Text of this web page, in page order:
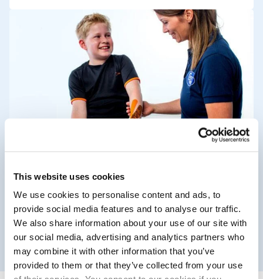
This website uses cookies
We use cookies to personalise content and ads, to
provide social media features and to analyse our traffic.
We also share information about your use of our site with
our social media, advertising and analytics partners who
may combine it with other information that you’ve
provided to them or that they’ve collected from your use
¿Quién utiliza CureTape?
CureTape y cuáles son sus
experiencias con esta cinta
elástica? Descúbrelo aquí.